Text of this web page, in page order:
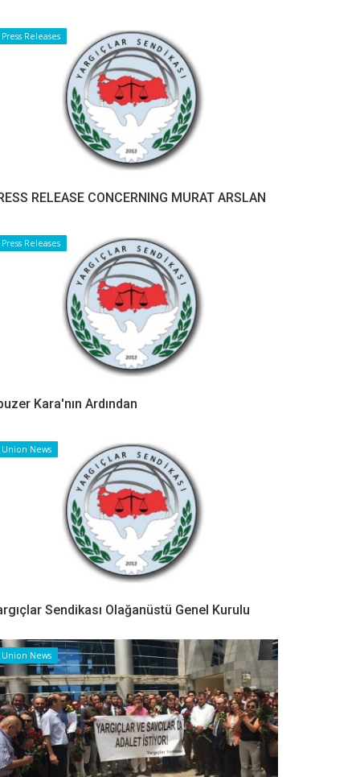
Press Releases
RELEASE CONCERNING MURAT ARSLAN
Press Releases
Kara'nın Ardından
Union News
Sendikası Olağanüstü Genel Kurulu
Union News